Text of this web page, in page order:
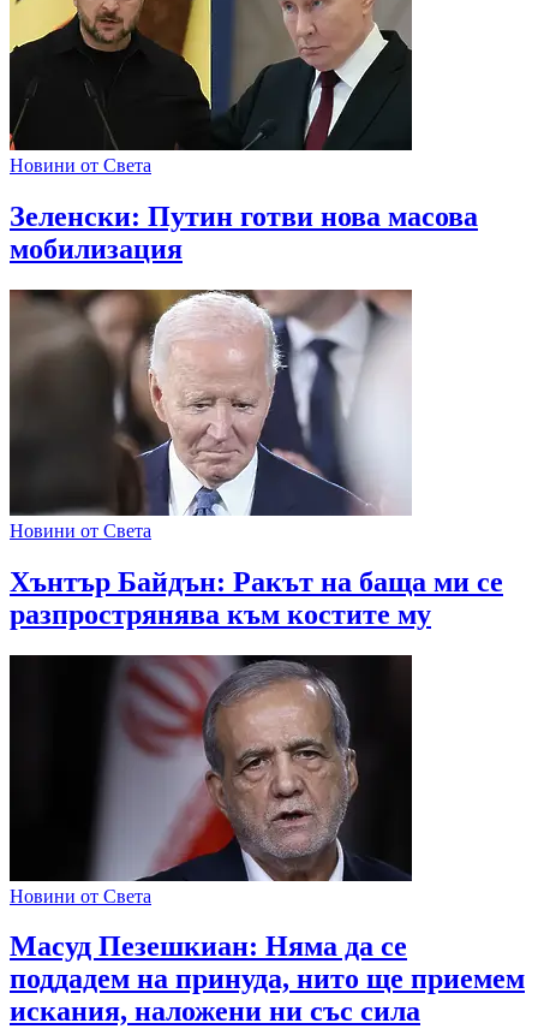
Новини от Света
Зеленски: Путин готви нова масова
мобилизация
Новини от Света
Хънтър Байдън: Ракът на баща ми се
разпрострянява към костите му
Новини от Света
Масуд Пезешкиан: Няма да се
поддадем на принуда, нито ще приемем
искания, наложени ни със сила